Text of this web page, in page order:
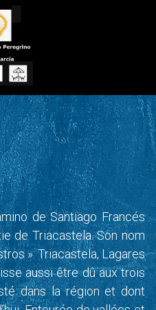
de Santiago Francés
de Triacastela. Son nom
»: Triacastela, Lagares
aussi être dû aux trois
dans la région et dont